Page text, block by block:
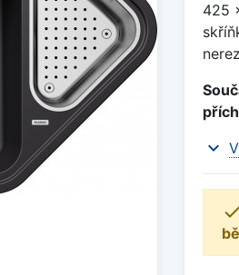
425
expand_more